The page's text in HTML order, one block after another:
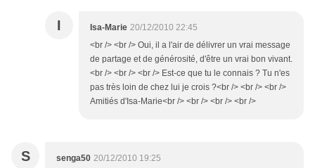
I Isa-Marie 20/12/2010 22:45
<br /> <br /> Oui, il a l'air de délivrer un vrai message
de partage et de générosité, d'être un vrai bon vivant.
<br /> <br /> <br /> Est-ce que tu le connais ? Tu n'es
pas très loin de chez lui je crois ?<br /> <br /> <br />
Amitiés d'Isa-Marie<br /> <br /> <br /> <br />
S senga50 20/12/2010 19:25